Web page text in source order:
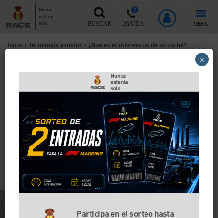
Nunca
estarás
solo
BUSCAR AYUDA MENÚ
Inicio > Tecnología y motor > ¿Qué es el diferencial de un coche?
El diferencial del coche, aunque no sea tan conocido
como el control de tracción o el ABS, es una parte
importantísima para la seguridad del vehículo. Sin él,
el coche perdería fácilmente el agarre y sería casi
imposible de dirigir. ¡Descubre más cosas sobre el
diferencial con el RACE!
Participa en el sorteo hasta
×